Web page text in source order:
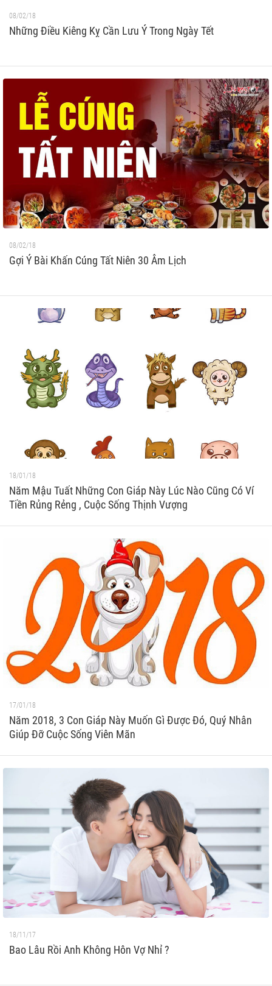
08/02/18
Những Điều Kiêng Kỵ Cần Lưu Ý Trong Ngày Tết
08/02/18
Gợi Ý Bài Khấn Cúng Tất Niên 30 Âm Lịch
18/01/18
Năm Mậu Tuất Những Con Giáp Này Lúc Nào Cũng Có Ví
Tiền Rủng Rẻng , Cuộc Sống Thịnh Vượng
17/01/18
Năm 2018, 3 Con Giáp Này Muốn Gì Được Đó, Quý Nhân
Giúp Đỡ Cuộc Sống Viên Mãn
18/11/17
Bao Lâu Rồi Anh Không Hôn Vợ Nhỉ ?